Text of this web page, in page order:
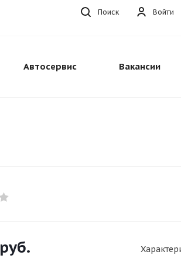
Войти
Поиск
Автосервис Вакансии
руб.